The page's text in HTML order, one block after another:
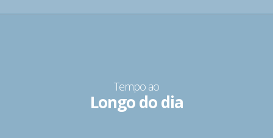
Tempo ao
Longo do dia